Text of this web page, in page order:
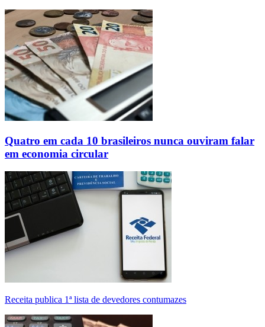
Quatro em cada 10 brasileiros nunca ouviram falar
em economia circular
Receita publica 1ª lista de devedores contumazes